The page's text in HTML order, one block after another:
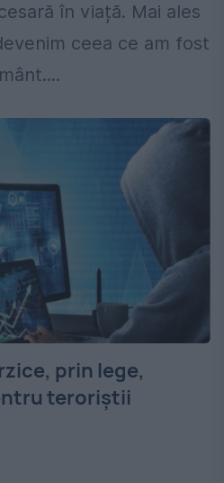
în viață. Mai ales
ceea ce am fost
prin lege,
teroriștii